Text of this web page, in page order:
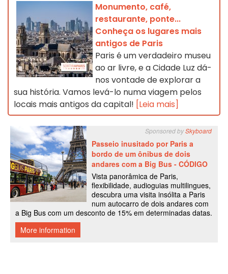
Monumento, café,
restaurante, ponte...
Conheça os lugares mais
antigos de Paris
Paris é um verdadeiro museu
ao ar livre, e a Cidade Luz dá-
nos vontade de explorar a
sua história. Vamos levá-lo numa viagem pelos
locais mais antigos da capital! [Leia mais]